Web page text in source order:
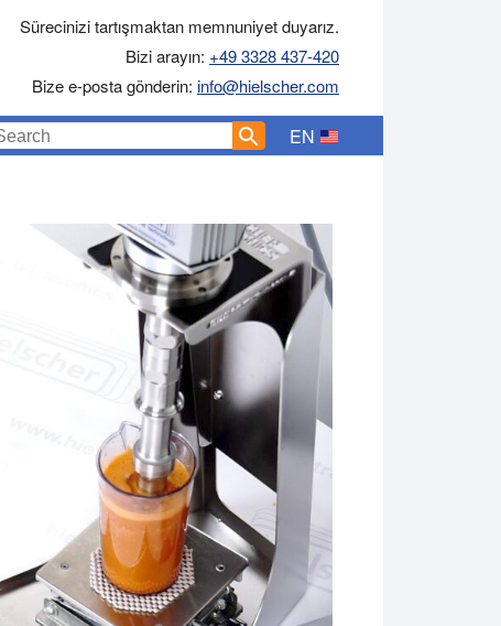
Sürecinizi tartışmaktan memnuniyet duyarız.
Bizi arayın: +49 3328 437-420
Bize e-posta gönderin: info@hielscher.com
EN